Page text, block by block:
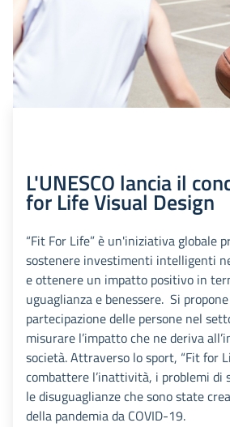
L'UNESCO lancia il
for Life Visual Design
“Fit For Life” è un'iniziativa globale
sostenere investimenti intelligenti
e ottenere un impatto positivo in
uguaglianza e benessere. Si
partecipazione delle persone nel
misurare l’impatto che ne deriva
società. Attraverso lo sport, “Fit for
combattere l’inattività, i problemi di
le disuguaglianze che sono state
della pandemia da COVID-19.